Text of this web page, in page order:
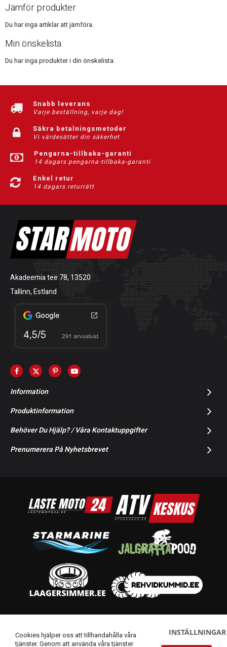
Jämför produkter
Du har inga artiklar att jämföra.
Min önskelista
Du har inga produkter i din önskelista.
Snabb leverans
Varje beställning, varje dag!
Säkra betalningsmetoder
Vi värdesätter din säkerhet
Pengarna-tillbaka-garanti
14 dagars pengarna-tillbaka-garanti
Enkel retur
14 dagars returrätt
Akadeemia tee 78, 13520
Tallinn, Estland
Information
Produktinformation
Behöver Du Hjälp? / Våra Kontaktuppgifter
Prenumerera På Nyhetsbrevet
Cookies hjälper oss att tillhandahålla våra
tjänster. Genom att använda våra tjänster
INSTÄLLNINGAR